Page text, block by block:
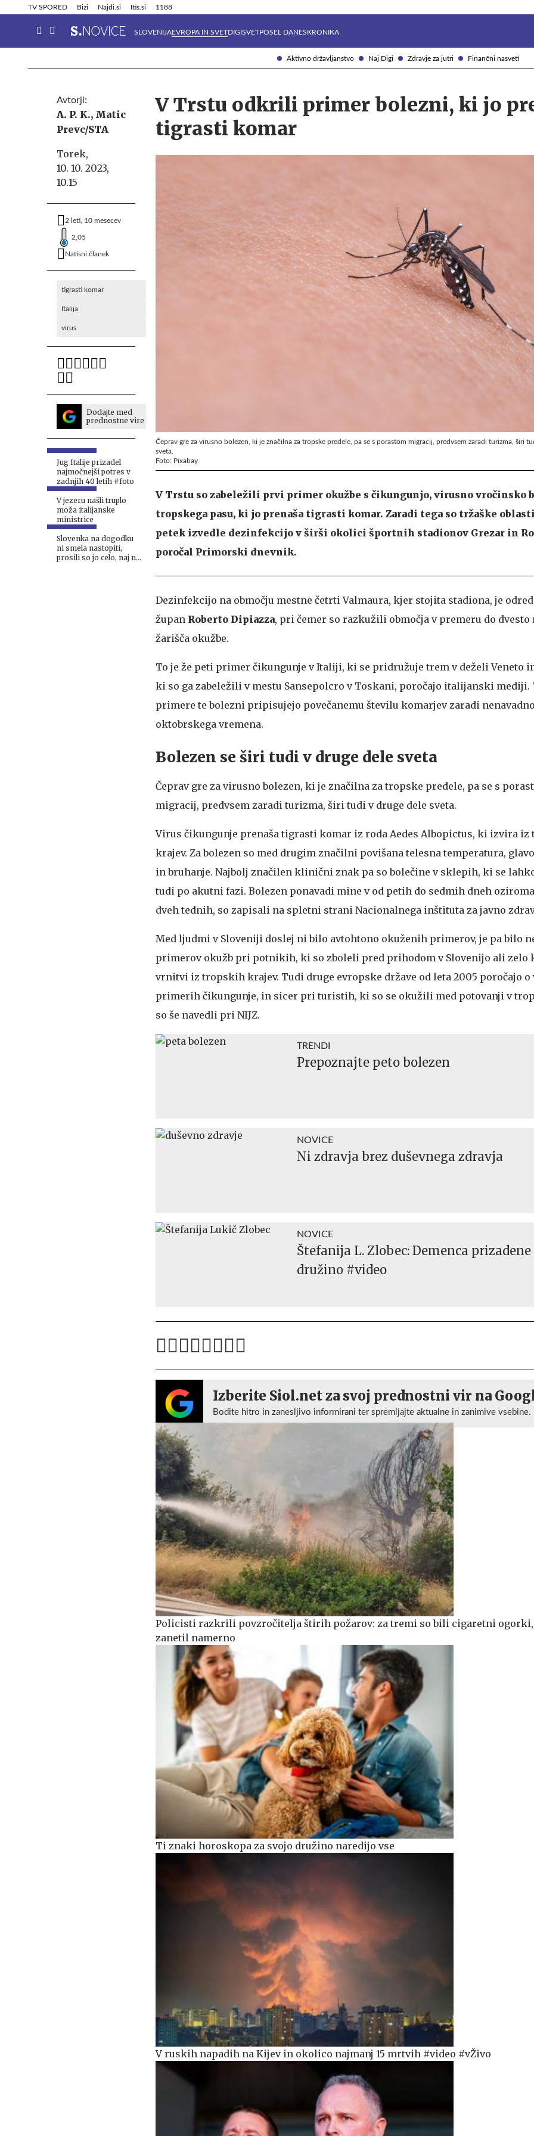
Aktivno državljanstvo Naj Digi Zdravje za jutri Finančni nasveti
TV SPORED Bizi Najdi.si Itis.si 1188
SLOVENIJAEVROPA IN SVETDIGISVETPOSEL DANESKRONIKA
Info in obvestila Tehnik
Avtorji:
A. P. K., Matic
Prevc/STA
Torek,
10. 10. 2023,
10.15
2 leti, 10 mesecev
2,05
Natisni članek
tigrasti komar
Italija
virus
Dodajte med
prednostne vire
Jug Italije prizadel
najmočnejši potres v
zadnjih 40 letih #foto
V jezeru našli truplo
moža italijanske
ministrice
Slovenka na dogodku
ni smela nastopiti,
prosili so jo celo, naj ne
V Trstu odkrili primer bolezni, ki jo
tigrasti komar
Čeprav gre za virusno bolezen, ki je značilna za tropske predele, pa se s porastom migracij, predvsem zaradi turizma, širi
sveta.
Foto: Pixabay
V Trstu so zabeležili prvi primer okužbe s čikungunjo, virusno vročinsko
tropskega pasu, ki jo prenaša tigrasti komar. Zaradi tega so tržaške
petek izvedle dezinfekcijo v širši okolici športnih stadionov Grezar in
poročal Primorski dnevnik.
Dezinfekcijo na območju mestne četrti Valmaura, kjer stojita stadiona, je
župan Roberto Dipiazza, pri čemer so razkužili območja v premeru do dvesto
žarišča okužbe.
To je že peti primer čikungunje v Italiji, ki se pridružuje trem v deželi Veneto
ki so ga zabeležili v mestu Sansepolcro v Toskani, poročajo italijanski mediji.
primere te bolezni pripisujejo povečanemu številu komarjev zaradi
oktobrskega vremena.
Bolezen se širi tudi v druge dele sveta
Čeprav gre za virusno bolezen, ki je značilna za tropske predele, pa se s
migracij, predvsem zaradi turizma, širi tudi v druge dele sveta.
Virus čikungunje prenaša tigrasti komar iz roda Aedes Albopictus, ki izvira
krajev. Za bolezen so med drugim značilni povišana telesna temperatura,
in bruhanje. Najbolj značilen klinični znak pa so bolečine v sklepih, ki se
tudi po akutni fazi. Bolezen ponavadi mine v od petih do sedmih dneh
dveh tednih, so zapisali na spletni strani Nacionalnega inštituta za javno
Med ljudmi v Sloveniji doslej ni bilo avtohtono okuženih primerov, je pa bilo
primerov okužb pri potnikih, ki so zboleli pred prihodom v Slovenijo ali zelo
vrnitvi iz tropskih krajev. Tudi druge evropske države od leta 2005 poročajo o
primerih čikungunje, in sicer pri turistih, ki so se okužili med potovanji v
so še navedli pri NIJZ.
TRENDI
Prepoznajte peto bolezen
NOVICE
Ni zdravja brez duševnega zdravja
NOVICE
Štefanija L. Zlobec: Demenca prizadene
družino #video
Izberite Siol.net za svoj prednostni vir na
Bodite hitro in zanesljivo informirani ter spremljajte aktualne in zanimive vsebine.
Policisti razkrili povzročitelja štirih požarov: za tremi so bili cigaretni ogorki,
zanetil namerno
Ti znaki horoskopa za svojo družino naredijo vse
V ruskih napadih na Kijev in okolico najmanj 15 mrtvih #video #vŽivo